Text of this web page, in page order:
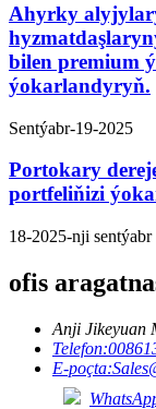
Ahyrky
bilen premium
ýokarlandyryň.
Sentýabr-19-2025
Portokary
portfeliňizi
18-2025-nji sentýabr
ofis
Anji Jikeyuan
Telefon:
E-poçta: